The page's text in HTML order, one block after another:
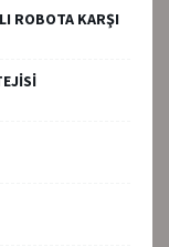
ROBOTA KARŞI